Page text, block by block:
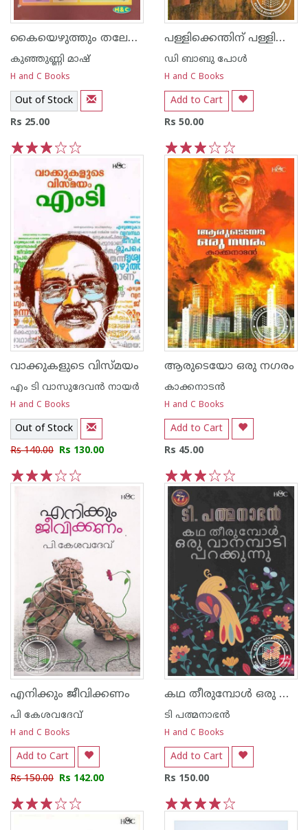
കൈയെഴുത്തും തലേലെഴുത്തും
കുഞ്ഞുണ്ണി മാഷ്‌
H and C Books
Out of Stock
Rs 25.00
പള്ളിക്കെന്തിന്‌ പള്ളിക്കൂടം
ഡി ബാബു പോള്‍
H and C Books
Add to Cart
Rs 50.00
5
4
3
2
1
വാക്കുകളുടെ വിസ്മയം
എം ടി വാസുദേവന്‍ നായര്‍
H and C Books
Out of Stock
Rs 140.00 Rs 130.00
ആരുടെയോ ഒരു നഗരം
കാക്കനാടന്‍
H and C Books
Add to Cart
Rs 45.00
5
4
3
2
1
എനിക്കും ജീവിക്കണം
പി കേശവദേവ്‌
H and C Books
Add to Cart
Rs 150.00 Rs 142.00
കഥ തീരുമ്പോള്‍ ഒരു വാനമ്പാടി പറക്കുന്നു
ടി പത്മനാഭന്‍
H and C Books
Add to Cart
Rs 150.00